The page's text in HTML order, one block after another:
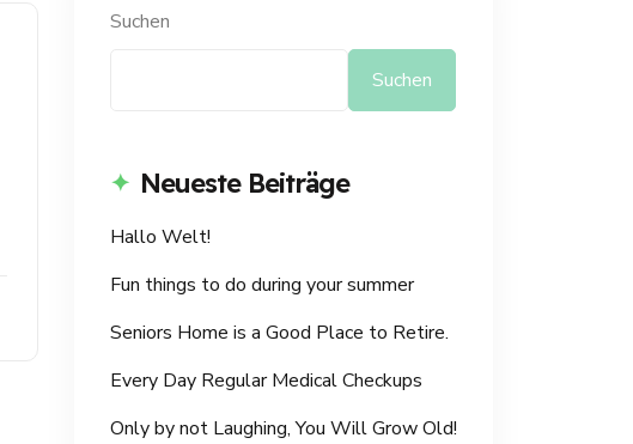
Suchen
Suchen
Neueste Beiträge
Hallo Welt!
Fun things to do during your summer
Seniors Home is a Good Place to Retire.
Every Day Regular Medical Checkups
Only by not Laughing, You Will Grow Old!